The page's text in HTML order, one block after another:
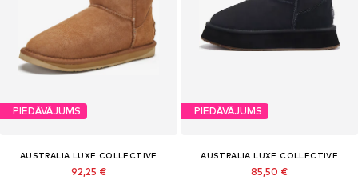
PIEDĀVĀJUMS
AUSTRALIA LUXE COLLECTIVE
92,25 €
PIEDĀVĀJUMS
AUSTRALIA LUXE COLLECTIVE
85,50 €